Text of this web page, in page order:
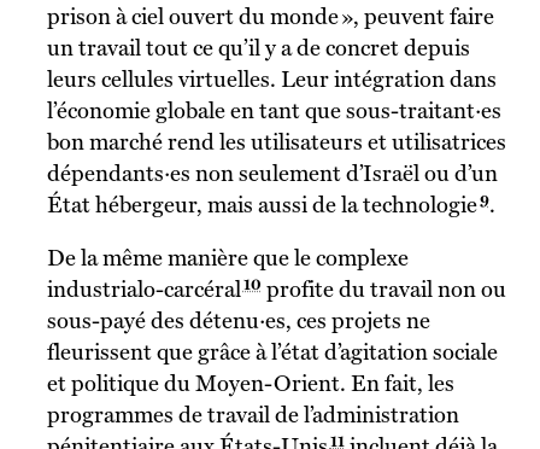
prison à ciel ouvert du monde », peuvent faire
un travail tout ce qu’il y a de concret depuis
leurs cellules virtuelles. Leur intégration dans
l’économie globale en tant que sous-traitant·es
bon marché rend les utilisateurs et utilisatrices
dépendants·es non seulement d’Israël ou d’un
État hébergeur, mais aussi de la technologie9.
De la même manière que le complexe
industrialo-carcéral10 profite du travail non ou
sous-payé des détenu·es, ces projets ne
fleurissent que grâce à l’état d’agitation sociale
et politique du Moyen-Orient. En fait, les
programmes de travail de l’administration
11